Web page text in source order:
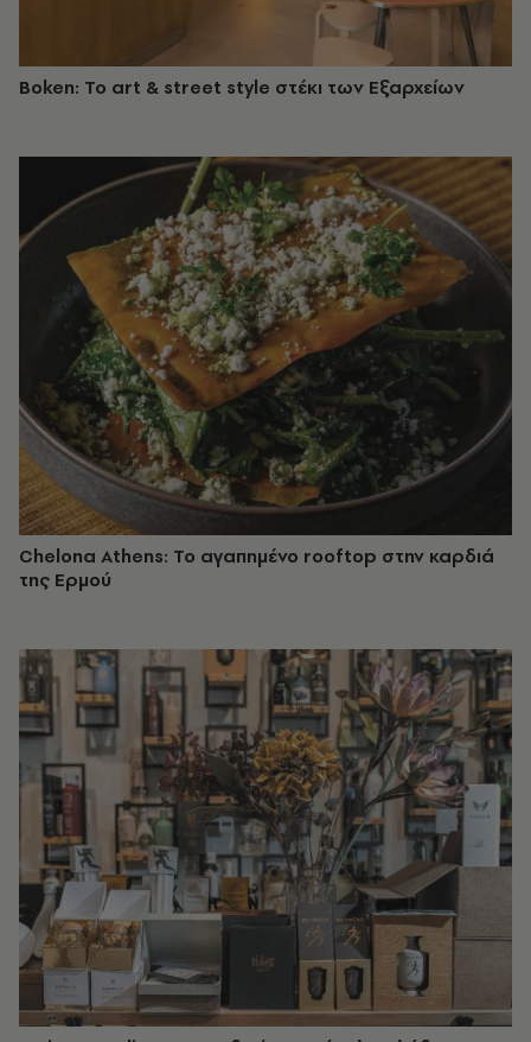
Boken: Το art & street style στέκι των Εξαρχείων
Chelona Athens: Το αγαπημένο rooftop στην καρδιά
της Ερμού